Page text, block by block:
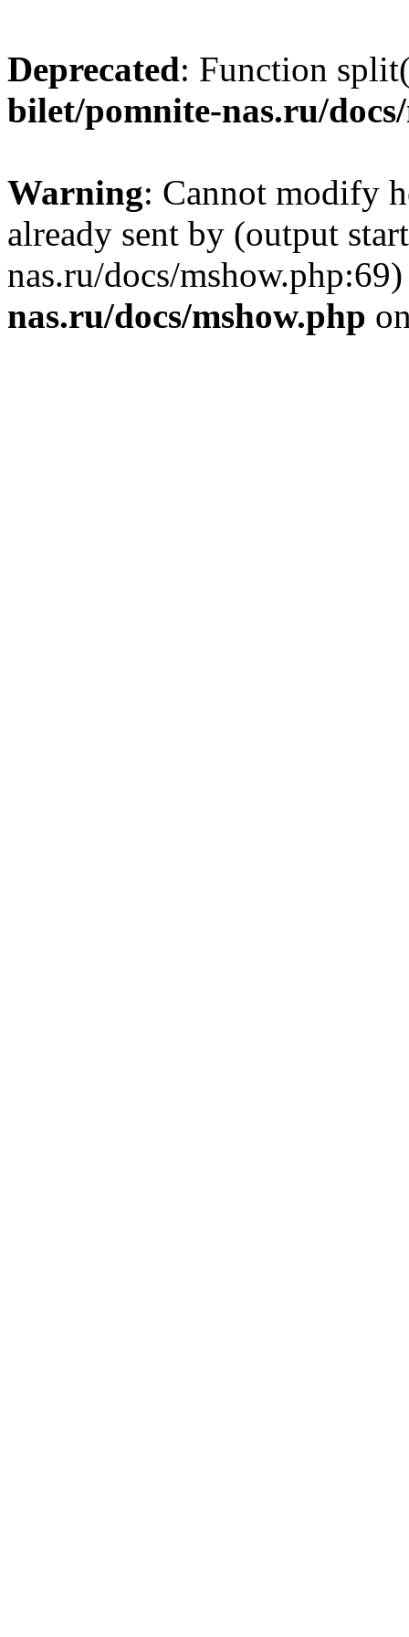
Deprecated: Function
bilet/pomnite-nas.ru/
Warning: Cannot modify
already sent by (output
nas.ru/docs/
nas.ru/docs/mshow.php